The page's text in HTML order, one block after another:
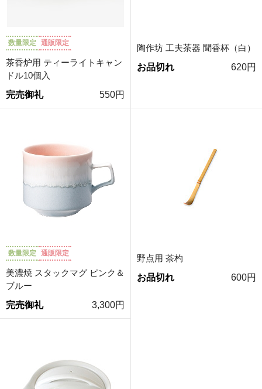
数量限定 通販限定
茶香炉用 ティーライトキャン
ドル10個入
完売御礼
550円
陶作坊 工夫茶器 聞香杯（白）
お品切れ
620円
数量限定 通販限定
美濃焼 スタックマグ ピンク＆
ブルー
完売御礼
3,300円
野点用 茶杓
お品切れ
600円